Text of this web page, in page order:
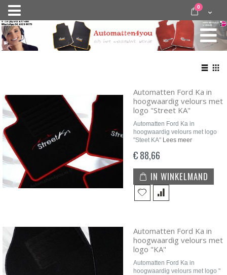
Nav
activeren
door
inhoud
Cart
0 items
Automatten Ford Ka in
hoogwaardig velours met
logo "Street KA"
Automatten Ford Ka in
hoogwaardig velours met logo
"Steet KA" Lees meer
€ 88,66
IN WINKELMAND
Automatten Ford Ka in
hoogwaardig velours met
logo "KA"
Automatten Ford Ka in
hoogwaardig velours met logo "